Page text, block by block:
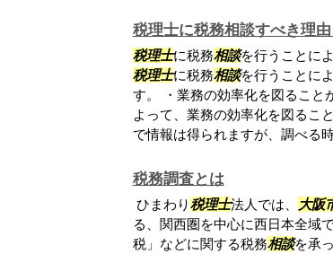
税理士に税務相談すべき理
税理士に税務相談を行うことに
税理士に税務相談を行うことに
す。 ・業務の効率化を図ること
よって、業務の効率化を図るこ
で情報は得られますが、調べる
税務調査とは
ひまわり税理士法人では、 大阪
る、関西圏を中心に西日本全域
税」などに関する税務相談を承